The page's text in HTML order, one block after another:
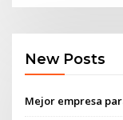
New Posts
Mejor empresa